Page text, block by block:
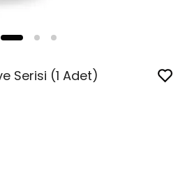
Serisi (1 Adet)